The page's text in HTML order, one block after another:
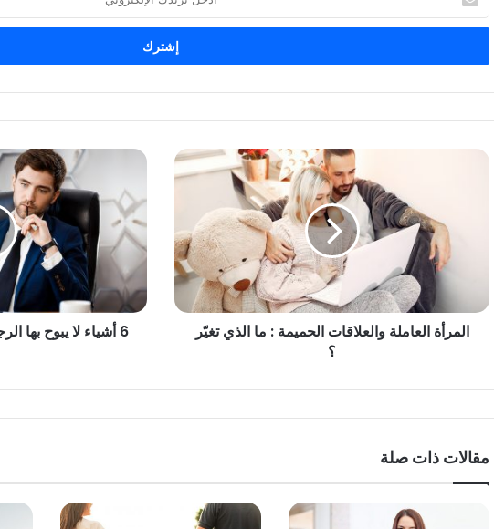
بريدك
الإلكتروني
المرأة العاملة والعلاقات الحميمة : ما الذي تغيّر
؟
6 أشياء لا يبوح بها الرجال للمرأة. ما هي ولماذا؟
مقالات ذات صلة